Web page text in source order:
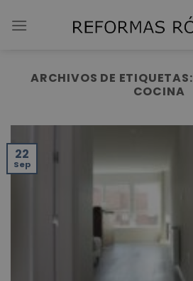
ARCHIVOS DE ETIQUETAS:
COCINA
22
Sep